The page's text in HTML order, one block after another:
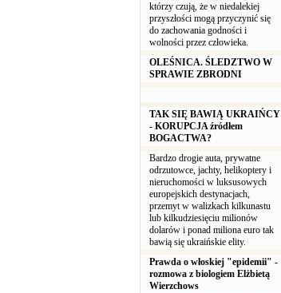
którzy czują, że w niedalekiej
przyszłości mogą przyczynić się
do zachowania godności i
wolności przez człowieka.
OLEŚNICA. ŚLEDZTWO W
SPRAWIE ZBRODNI
TAK SIĘ BAWIĄ UKRAIŃCY
- KORUPCJA źródłem
BOGACTWA?
Bardzo drogie auta, prywatne
odrzutowce, jachty, helikoptery i
nieruchomości w luksusowych
europejskich destynacjach,
przemyt w walizkach kilkunastu
lub kilkudziesięciu milionów
dolarów i ponad miliona euro tak
bawią się ukraińskie elity.
Prawda o włoskiej "epidemii" -
rozmowa z biologiem Elżbietą
Wierzchows